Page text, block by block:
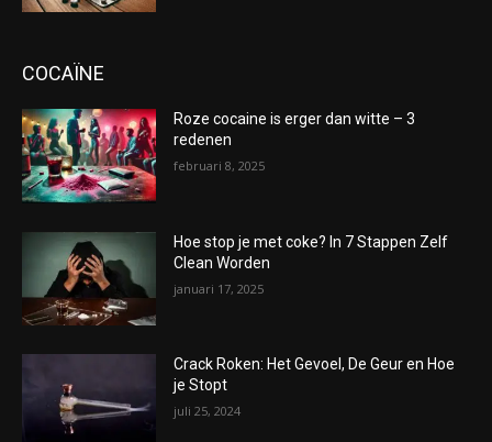
COCAÏNE
Roze cocaine is erger dan witte – 3
redenen
februari 8, 2025
Hoe stop je met coke? In 7 Stappen Zelf
Clean Worden
januari 17, 2025
Crack Roken: Het Gevoel, De Geur en Hoe
je Stopt
juli 25, 2024